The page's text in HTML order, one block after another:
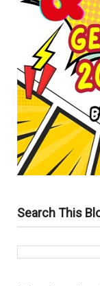
Search This